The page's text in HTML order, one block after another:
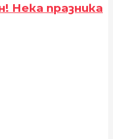
Нека празника